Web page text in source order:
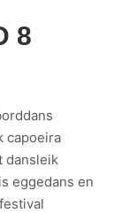
8
capoeira
dansleik
eggedans en